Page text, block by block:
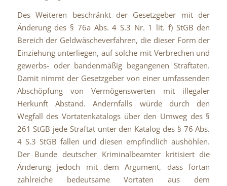
Des Weiteren beschränkt der Gesetzgeber mit der
Änderung des § 76a Abs. 4 S.3 Nr. 1 lit. f) StGB den
Bereich der Geldwäscheverfahren, die dieser Form der
Einziehung unterliegen, auf solche mit Verbrechen und
gewerbs- oder bandenmäßig begangenen Straftaten.
Damit nimmt der Gesetzgeber von einer umfassenden
Abschöpfung von Vermögenswerten mit illegaler
Herkunft Abstand. Andernfalls würde durch den
Wegfall des Vortatenkatalogs über den Umweg des §
261 StGB jede Straftat unter den Katalog des § 76 Abs.
4 S.3 StGB fallen und diesen empfindlich aushöhlen.
Der Bunde deutscher Kriminalbeamter kritisiert die
Änderung jedoch mit dem Argument, dass fortan
zahlreiche bedeutsame Vortaten aus dem